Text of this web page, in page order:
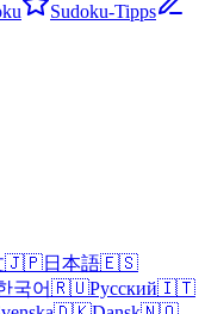
Sudoku-Tipps
🇯🇵日本語🇪🇸
국어🇷🇺Русский🇮🇹